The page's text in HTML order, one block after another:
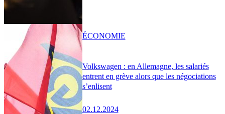
Volkswagen : en Allemagne, les salariés
entrent en grève alors que les négociations
s’enlisent
02.12.2024
ÉCONOMIE